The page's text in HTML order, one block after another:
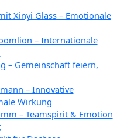
Xinyi Glass – Emotionale
– Internationale
– Gemeinschaft feiern,
– Innovative
Wirkung
– Teamspirit & Emotion